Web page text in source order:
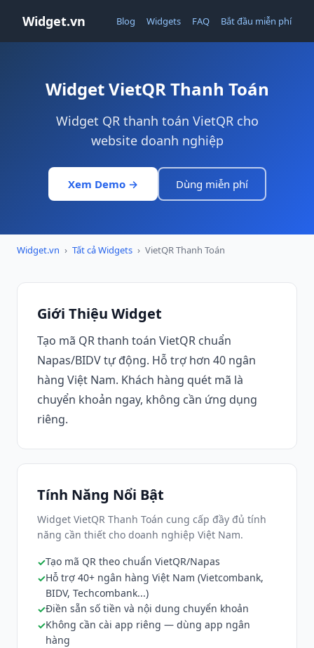
Widget.vn Blog Widgets FAQ Bắt đầu miễn phí
Widget VietQR Thanh Toán
Widget QR thanh toán VietQR cho
website doanh nghiệp
Xem Demo → Dùng miễn phí
Widget.vn › Tất cả Widgets › VietQR Thanh Toán
Giới Thiệu Widget
Tạo mã QR thanh toán VietQR chuẩn
Napas/BIDV tự động. Hỗ trợ hơn 40 ngân
hàng Việt Nam. Khách hàng quét mã là
chuyển khoản ngay, không cần ứng dụng
riêng.
Tính Năng Nổi Bật
Widget VietQR Thanh Toán cung cấp đầy đủ tính
năng cần thiết cho doanh nghiệp Việt Nam.
Tạo mã QR theo chuẩn VietQR/Napas
Hỗ trợ 40+ ngân hàng Việt Nam (Vietcombank,
BIDV, Techcombank...)
Điền sẵn số tiền và nội dung chuyển khoản
Không cần cài app riêng — dùng app ngân
hàng